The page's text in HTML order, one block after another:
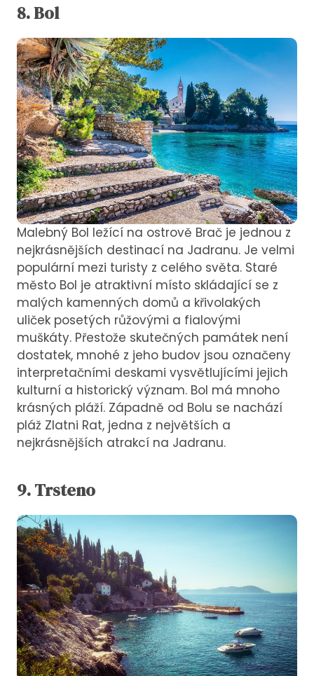
8. Bol
Malebný Bol ležící na ostrově Brač je jednou z
nejkrásnějších destinací na Jadranu. Je velmi
populární mezi turisty z celého světa. Staré
město Bol je atraktivní místo skládající se z
malých kamenných domů a křivolakých
uliček posetých růžovými a fialovými
muškáty. Přestože skutečných památek není
dostatek, mnohé z jeho budov jsou označeny
interpretačními deskami vysvětlujícími jejich
kulturní a historický význam. Bol má mnoho
krásných pláží. Západně od Bolu se nachází
pláž Zlatni Rat, jedna z největších a
nejkrásnějších atrakcí na Jadranu.
9. Trsteno